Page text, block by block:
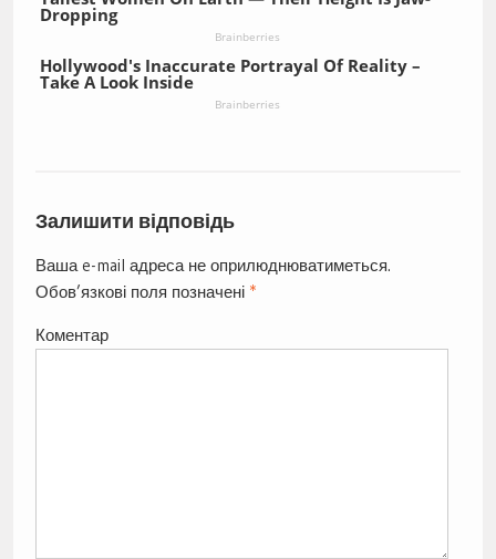
Dropping
Brainberries
Hollywood's Inaccurate Portrayal Of Reality –
Take A Look Inside
Brainberries
Залишити відповідь
Ваша e-mail адреса не оприлюднюватиметься.
Обов’язкові поля позначені *
Коментар